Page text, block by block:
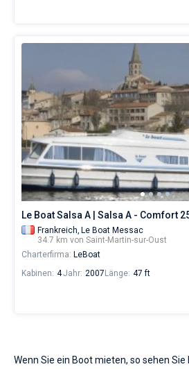
Le Boat Salsa A | Salsa A - Comfort
Frankreich, Le Boat Messac
34.7 km von Saint-Martin-sur-Oust
Charterfirma: LeBoat
Kabinen: 4Jahr: 2007 Länge: 47 ft
Wenn Sie ein Boot mieten, so sehen